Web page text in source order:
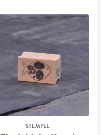
STEMPEL